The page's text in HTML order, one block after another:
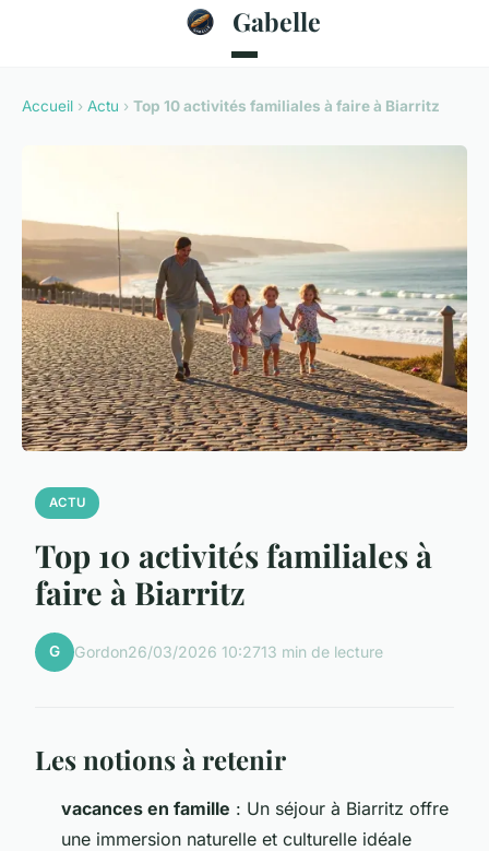
Gabelle
Accueil › Actu › Top 10 activités familiales à faire à Biarritz
ACTU
Top 10 activités familiales à
faire à Biarritz
G Gordon26/03/2026 10:2713 min de lecture
Les notions à retenir
vacances en famille : Un séjour à Biarritz offre
une immersion naturelle et culturelle idéale